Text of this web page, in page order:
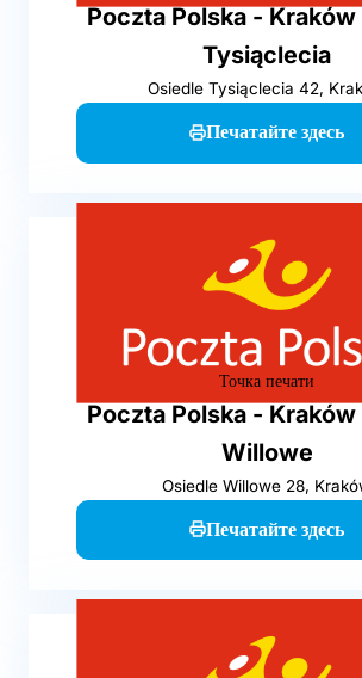
Poczta Polska - Kraków
Tysiąclecia
Osiedle Tysiąclecia 42,
Печатайте здесь
Точка печати
Poczta Polska - Kraków
Willowe
Osiedle Willowe 28,
Печатайте здесь